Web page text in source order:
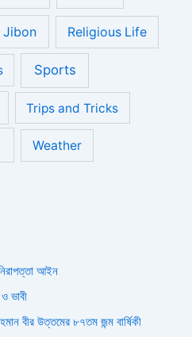
Jibon Religious Life
Sports
Trips and Tricks
Weather
আইন
ভাবী
বীর উত্তমের ৮৭তম জন্ম বার্ষিকী